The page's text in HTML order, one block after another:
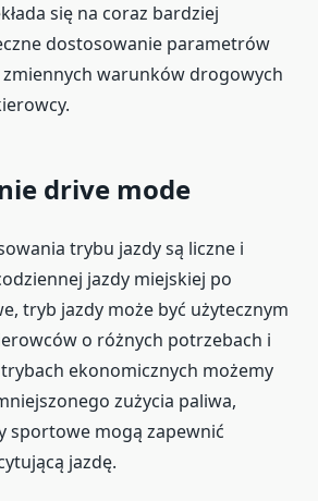
się na coraz bardziej
dostosowanie parametrów
warunków drogowych
drive mode
trybu jazdy są liczne i
jazdy miejskiej po
tryb jazdy może być użytecznym
o różnych potrzebach i
ekonomicznych możemy
zużycia paliwa,
sportowe mogą zapewnić
jazdę.